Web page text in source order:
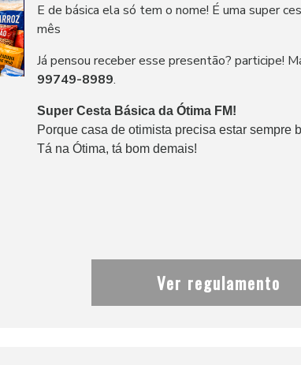
E de básica ela só tem o nome! É uma super
mês
Já pensou receber esse presentão? participe!
99749-8989.
Super Cesta Básica da Ótima FM!
Porque casa de otimista precisa estar sempre
Tá na Ótima, tá bom demais!
Ver regulamento